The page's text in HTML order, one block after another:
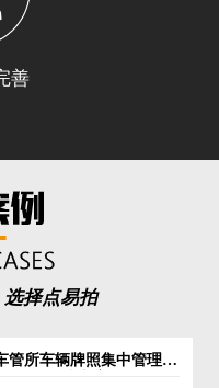
善
选择点易拍
管所车辆牌照集中管理解